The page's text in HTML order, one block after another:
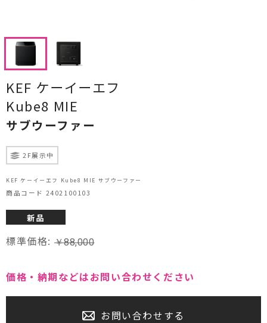
オーディオその他
AVアンプ
ＴＶ・レコーダー・プレーヤー
サウンドバー・アンプ内蔵型スピーカー
センタースピーカー・サブウーファー
KEF ケーイーエフ
Kube8 MIE
サブウーファー
2F展示中
KEF ケーイーエフ Kube8 MIE サブウーファー
商品コード 2402100103
新品
標準価格: ￥88,000
価格・納期などはお問い合わせください
お問い合わせする